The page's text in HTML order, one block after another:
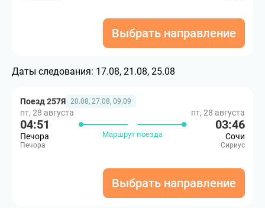
Выбрать направление
Даты следования: 17.08, 21.08, 25.08
Поезд 257Я 20.08, 27.08, 09.09
пт, 28 августа
04:51
Печора
Печора
Маршрут поезда
пт, 28 августа
03:46
Сочи
Сириус
Выбрать направление